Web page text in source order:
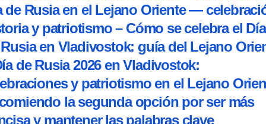
de Rusia en el Lejano Oriente —
y patriotismo – Cómo se celebra el Día
en Vladivostok: guía del Lejano
de Rusia 2026 en Vladivostok:
y patriotismo en el Lejano
la segunda opción por ser más
y mantener las palabras clave